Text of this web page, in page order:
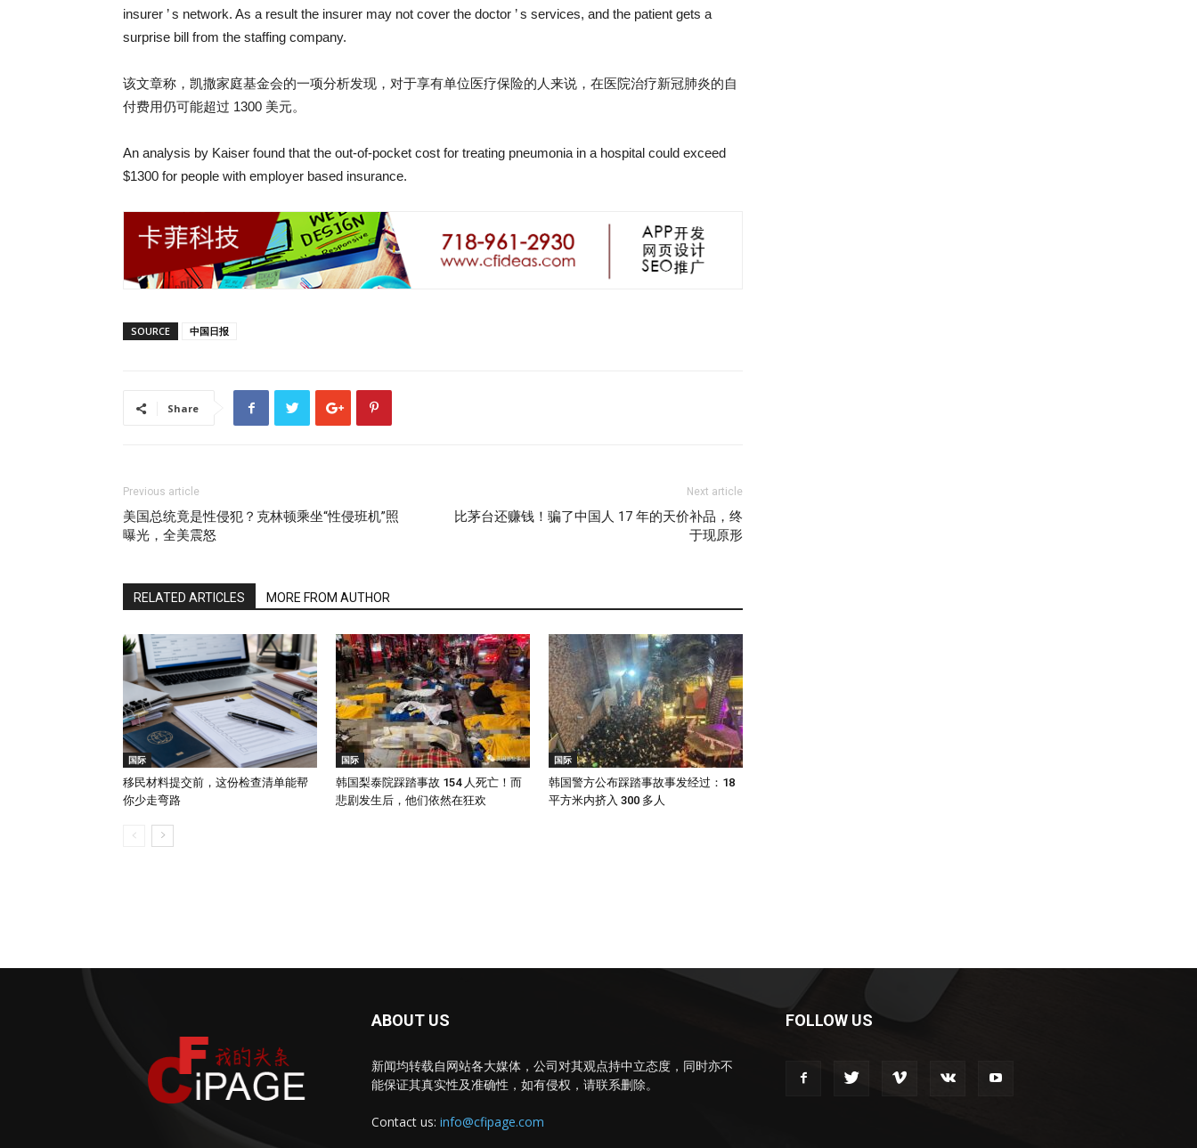
insurer ’ s network. As a result the insurer may not cover the doctor ’ s services, and the patient gets a
surprise bill from the staffing company.
该文章称，凯撒家庭基金会的一项分析发现，对于享有单位医疗保险的人来说，在医院治疗新冠肺炎的自
付费用仍可能超过 1300 美元。
An analysis by Kaiser found that the out-of-pocket cost for treating pneumonia in a hospital could exceed
$1300 for people with employer based insurance.
SOURCE 中国日报
Share
Previous article
美国总统竟是性侵犯？克林顿乘坐“性侵班机”照
曝光，全美震怒
Next article
比茅台还赚钱！骗了中国人 17 年的天价补品，终
于现原形
RELATED ARTICLES MORE FROM AUTHOR
国际
移民材料提交前，这份检查清单能帮
你少走弯路
国际
韩国梨泰院踩踏事故 154 人死亡！而
悲剧发生后，他们依然在狂欢
国际
韩国警方公布踩踏事故事发经过：18
平方米内挤入 300 多人
ABOUT US
新闻均转载自网站各大媒体，公司对其观点持中立态度，同时亦不
能保证其真实性及准确性，如有侵权，请联系删除。
Contact us: info@cfipage.com
FOLLOW US